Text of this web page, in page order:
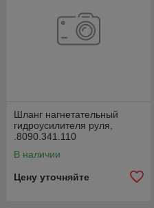
Шланг нагнетательный
гидроусилителя руля,
.8090.341.110
В наличии
Цену уточняйте